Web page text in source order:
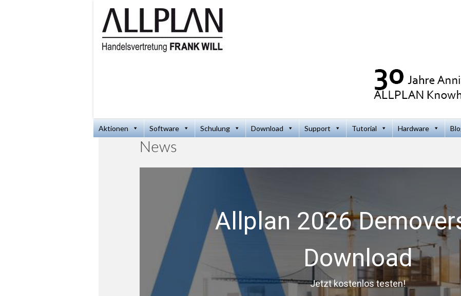
Aktionen Software Schulung Download Support Tutorial Hardware
News
Allplan 2026
Download
Jetzt kostenlos testen!